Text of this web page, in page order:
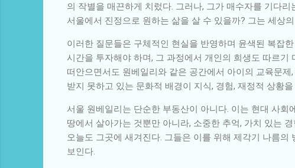
의 작별을 매끈하게 치렀다. 그러나, 그가 매수자를 기다
서울에서 진정으로 원하는 삶을 살 수 있을까? 그는 세상
이러한 질문들은 구체적인 현실을 반영하며 윤색된 복잡
시간을 투자해야 하며, 그 과정에서 개인의 희생도 따르
떠안으면서도 원베일리와 같은 공간에서 아이의 교육문
받지 못하고 있는 문화적 배경이 지식, 경험, 재정적 상황
서울 원베일리는 단순한 부동산이 아니다. 이는 현대 사
땅에서 살아가는 것뿐만 아니라, 소중한 추억, 가치 있는
오늘도 그곳에 새겨진다. 그들은 이를 위해 제각기 나름
보인다.